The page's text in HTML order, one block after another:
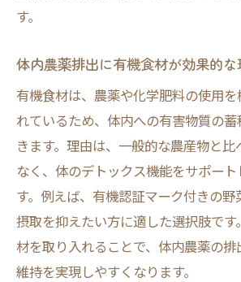
す。
体内農薬排出に有機食材が効果的な
有機食材は、農薬や化学肥料の使用
れているため、体内への有害物質の
きます。理由は、一般的な農産物と
なく、体のデトックス機能をサポー
す。例えば、有機認証マーク付きの
摂取を抑えたい方に適した選択肢で
材を取り入れることで、体内農薬の
維持を実現しやすくなります。